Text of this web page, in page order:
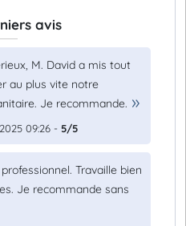
avis
M. David a mis tout
au plus vite notre
Je recommande.
09:26 - 5/5
Travaille bien
Je recommande sans